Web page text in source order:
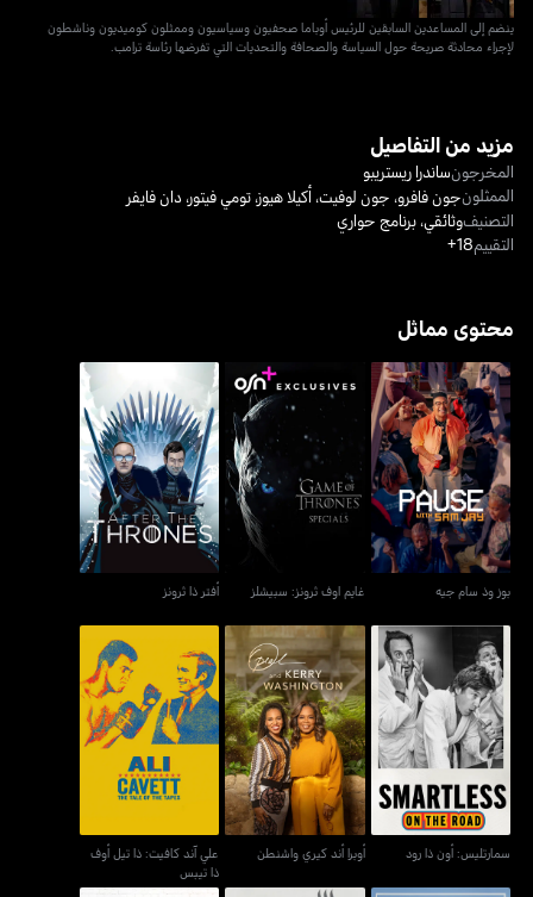
ينضم إلى المساعدين السابقين للرئيس أوباما صحفيون وسياسيون وممثلون كوميديون وناشطون
لإجراء محادثة صريحة حول السياسة والصحافة والتحديات التي تفرضها رئاسة ترامب.
مزيد من التفاصيل
المخرجونساندرا ريستريبو
الممثلونجون فافرو، جون لوفيت،أكيلا هيوز،تومي فيتور، دان فايفر
التصنيفوثائقي،برنامج حواري
التقييم18+
محتوى مماثل
بوز وذ سام جيه
بوز وذ سام جيه
غايم اوف ثرونز: سبيشلز
غايم اوف ثرونز: سبيشلز
أفتر ذا ثرونز
أفتر ذا ثرونز
سمارتليس: أون ذا رود
سمارتليس: أون ذا رود
أوبرا أند كيري واشنطن
أوبرا أند كيري واشنطن
علي آند كافيت: ذا تيل أوف
ذا تيبس
علي آند كافيت: ذا تيل أوف
ذا تيبس